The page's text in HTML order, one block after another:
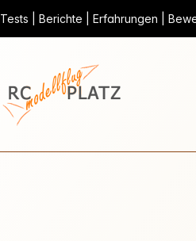
Tests | Berichte | Erfahrungen |